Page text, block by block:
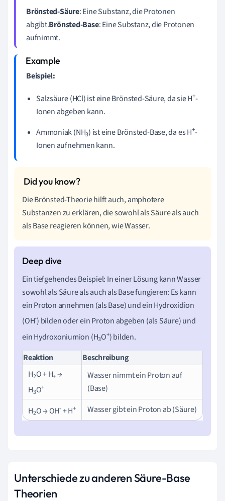
Brönsted-Säure: Eine Substanz, die Protonen
abgibt.Brönsted-Base: Eine Substanz, die Protonen
aufnimmt.
Beispiel:
Salzsäure (HCl) ist eine Brönsted-Säure, da sie H+-
Ionen abgeben kann.
Ammoniak (NH3) ist eine Brönsted-Base, da es H+-
Ionen aufnehmen kann.
Die Brönsted-Theorie hilft auch, amphotere
Substanzen zu erklären, die sowohl als Säure als auch
als Base reagieren können, wie Wasser.
Ein tiefgehendes Beispiel: In einer Lösung kann Wasser
sowohl als Säure als auch als Base fungieren: Es kann
ein Proton annehmen (als Base) und ein Hydroxidion
(OH-) bilden oder ein Proton abgeben (als Säure) und
ein Hydroxoniumion (H3O+) bilden.
Reaktion
Beschreibung
H2O + H+→
H3O+
Wasser nimmt ein Proton auf
(Base)
H2O → OH-+ H+ Wasser gibt ein Proton ab (Säure)
Unterschiede zu anderen Säure-Base
Theorien